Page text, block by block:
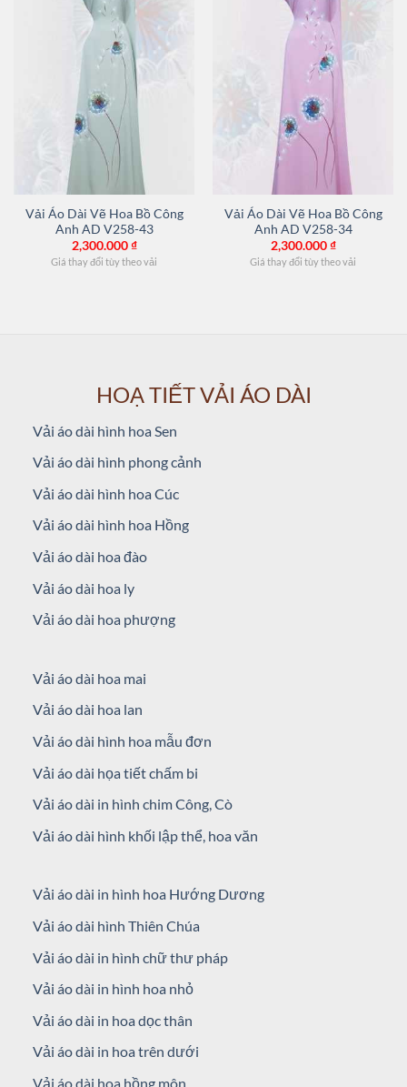
Vải Áo Dài Vẽ Hoa Bồ Công
Anh AD V258-43
2,300.000₫
Giá thay đổi tùy theo vải
Vải Áo Dài Vẽ Hoa Bồ Công
Anh AD V258-34
2,300.000₫
Giá thay đổi tùy theo vải
HOẠ TIẾT VẢI ÁO DÀI
Vải áo dài hình hoa Sen
Vải áo dài hình phong cảnh
Vải áo dài hình hoa Cúc
Vải áo dài hình hoa Hồng
Vải áo dài hoa đào
Vải áo dài hoa ly
Vải áo dài hoa phượng
Vải áo dài hoa mai
Vải áo dài hoa lan
Vải áo dài hình hoa mẫu đơn
Vải áo dài họa tiết chấm bi
Vải áo dài in hình chim Công, Cò
Vải áo dài hình khối lập thể, hoa văn
Vải áo dài in hình hoa Hướng Dương
Vải áo dài hình Thiên Chúa
Vải áo dài in hình chữ thư pháp
Vải áo dài in hình hoa nhỏ
Vải áo dài in hoa dọc thân
Vải áo dài in hoa trên dưới
Vải áo dài hoa hồng môn